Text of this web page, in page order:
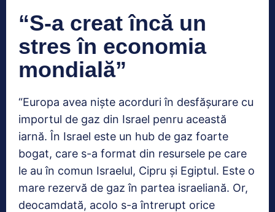
“S-a creat încă un
stres în economia
mondială”
“Europa avea nişte acorduri în desfăşurare cu
importul de gaz din Israel penru această
iarnă. În Israel este un hub de gaz foarte
bogat, care s-a format din resursele pe care
le au în comun Israelul, Cipru şi Egiptul. Este o
mare rezervă de gaz în partea israeliană. Or,
deocamdată, acolo s-a întrerupt orice